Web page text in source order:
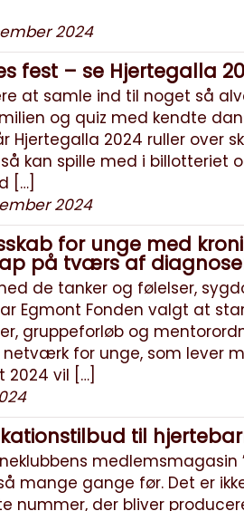
2024
fest – se Hjertegalla
at samle ind til noget så
og quiz med kendte
Hjertegalla 2024 ruller over
kan spille med i billotteriet
[…]
2024
for unge med
på tværs af
de tanker og følelser,
Egmont Fonden valgt at
gruppeforløb og
for unge, som lever
vil […]
til
medlemsmagasin
mange gange før. Det er
nummer, der bliver